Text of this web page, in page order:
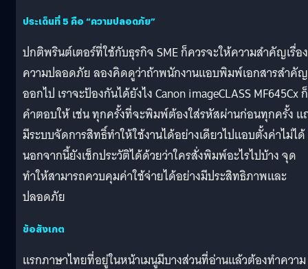
ประเด็นที่ 5 คือ “ความปลอดภัย”
ปกติพรินต์เตอร์ที่ใช้กับธุรกิจ SME ก็ควรจะให้ความสำคัญเรื่อง
ความปลอดภัย ลองคิดดูว่าถ้าพนักงานแอบพิมพ์เอกสารสำคัญ
ออกไป เราจะป้องกันได้ยังไง Canon imageCLASS MF645Cx
คำตอบให้ เช่น ทุกครั้งที่จะพิมพ์ต้องใส่รหัสผ่านก่อนทุกครั้ง แ
มีระบบจัดการสิทธิ์ทำให้ใช้งานได้อย่างเดียวไปแอบตั้งค่าไม่ได้
นอกจากนี้ยังเช็กประวัติได้ด้วยว่าใครสั่งพิมพ์อะไรไปบ้าง จุด
ทำให้สามารถควบคุมค่าใช้จ่ายได้อย่างมีประสิทธิภาพและ
ปลอดภัย
ข้อสังเกต
แรกภาษาไทยที่อยู่ในหน้าเมนูมีบางส่วนที่อ่านแล้วต้องทำความ